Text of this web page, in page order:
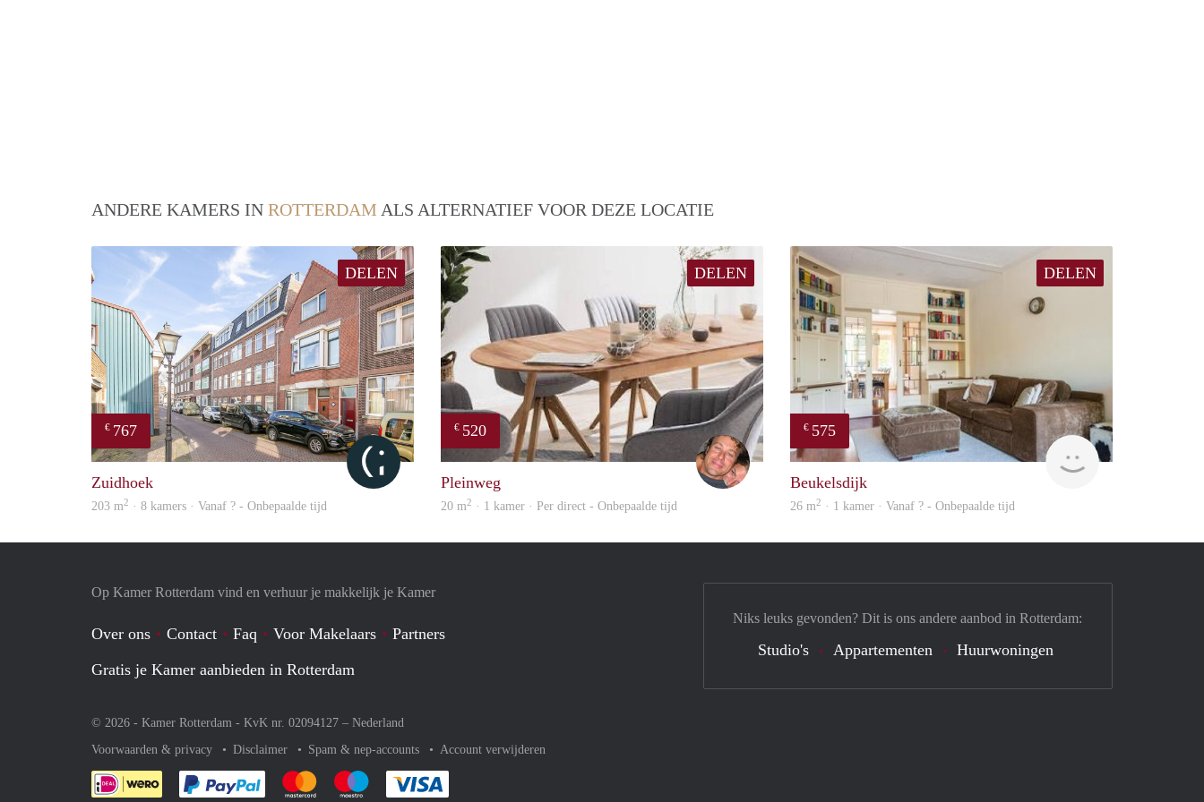
ANDERE KAMERS IN ROTTERDAM ALS ALTERNATIEF VOOR DEZE LOCATIE
DELEN
€ 767
Citylife
Zuidhoek
203 m2 · 8 kamers · Vanaf ? - Onbepaalde tijd
DELEN
€ 520
Bj Bj
Pleinweg
20 m2 · 1 kamer · Per direct - Onbepaalde tijd
DELEN
€ 575
Woning
Beukelsdijk
26 m2 · 1 kamer · Vanaf ? - Onbepaalde tijd
Op Kamer Rotterdam vind en verhuur je makkelijk je Kamer
Over ons Contact Faq Voor Makelaars
Partners
Gratis je Kamer aanbieden in Rotterdam
© 2026 - Kamer Rotterdam - KvK nr. 02094127 – Nederland
Voorwaarden & privacy
Disclaimer Spam & nep-accounts Account verwijderen
Je rekent gemakkelijk af met Paypal
Je rekent gemakkelijk af met Mastercard
Je rekent gemakkelijk af met Meastro
Niks leuks gevonden? Dit is ons andere aanbod in Rotterdam:
Studio's Appartementen Huurwoningen